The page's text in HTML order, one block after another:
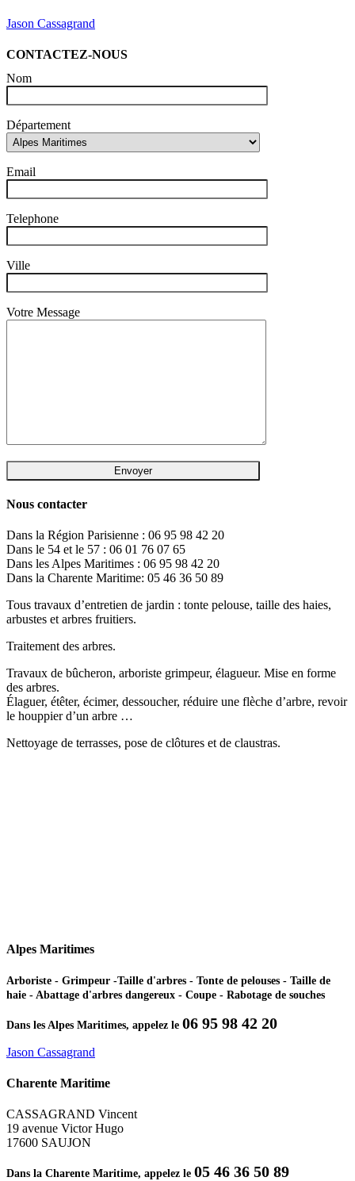
Jason Cassagrand
CONTACTEZ-NOUS
Nom
Département
Email
Telephone
Ville
Votre Message
Nous contacter
Dans la Région Parisienne : 06 95 98 42 20
Dans le 54 et le 57 : 06 01 76 07 65
Dans les Alpes Maritimes : 06 95 98 42 20
Dans la Charente Maritime: 05 46 36 50 89
Tous travaux d’entretien de jardin : tonte pelouse, taille des haies,
arbustes et arbres fruitiers.
Traitement des arbres.
Travaux de bûcheron, arboriste grimpeur, élagueur. Mise en forme
des arbres.
Élaguer, étêter, écimer, dessoucher, réduire une flèche d’arbre, revoir
le houppier d’un arbre …
Nettoyage de terrasses, pose de clôtures et de claustras.
Alpes Maritimes
Arboriste - Grimpeur -Taille d'arbres - Tonte de pelouses - Taille de
haie - Abattage d'arbres dangereux - Coupe - Rabotage de souches
Dans les Alpes Maritimes, appelez le 06 95 98 42 20
Jason Cassagrand
Charente Maritime
CASSAGRAND Vincent
19 avenue Victor Hugo
17600 SAUJON
Dans la Charente Maritime, appelez le 05 46 36 50 89